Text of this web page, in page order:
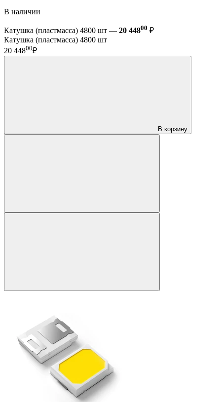
В наличии
Катушка (пластмасса) 4800 шт — 20 44800 ₽
Катушка (пластмасса) 4800 шт
20 44800₽
В корзину